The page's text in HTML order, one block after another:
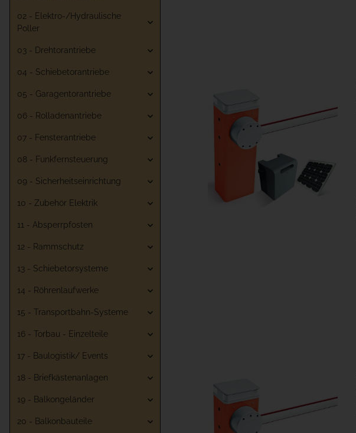
02 - Elektro-/Hydraulische
Poller
03 - Drehtorantriebe
04 - Schiebetorantriebe
05 - Garagentorantriebe
06 - Rolladenantriebe
07 - Fensterantriebe
08 - Funkfernsteuerung
09 - Sicherheitseinrichtung
10 - Zubehör Elektrik
11 - Absperrpfosten
12 - Rammschutz
13 - Schiebetorsysteme
14 - Röhrenlaufwerke
15 - Transportbahn-Systeme
16 - Torbau - Einzelteile
17 - Baulogistik/ Events
18 - Briefkästenanlagen
19 - Balkongeländer
20 - Balkonbauteile